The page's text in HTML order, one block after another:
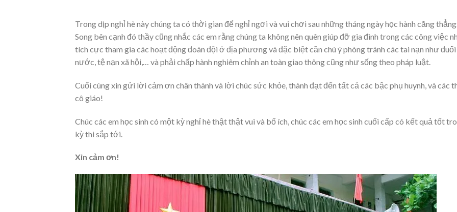
Trong dịp nghỉ hè này chúng ta có thời gian để nghỉ ngơi và vui chơi sau những tháng ngày học hành căng
Song bên cạnh đó thầy cũng nhắc các em rằng chúng ta không nên quên giúp đỡ gia đình trong các công việc
tích cực tham gia các hoạt động đoàn đội ở địa phương và đặc biệt cần chú ý phòng tránh các tai nạn như đuối
nước, tệ nạn xã hội,… và phải chấp hành nghiêm chỉnh an toàn giao thông cũng như sống theo pháp luật.
Cuối cùng xin gửi lời cảm ơn chân thành và lời chúc sức khỏe, thành đạt đến tất cả các bậc phụ huynh, và các
cô giáo!
Chúc các em học sinh có một kỳ nghỉ hè thật thật vui và bổ ích, chúc các em học sinh cuối cấp có kết quả tốt
kỳ thi sắp tới.
Xin cảm ơn!